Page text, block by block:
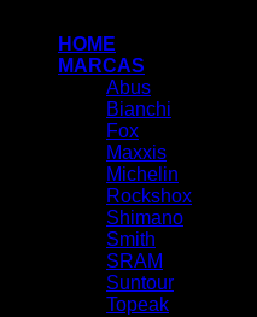
HOME
MARCAS
Abus
Bianchi
Fox
Maxxis
Michelin
Rockshox
Shimano
Smith
SRAM
Suntour
Topeak